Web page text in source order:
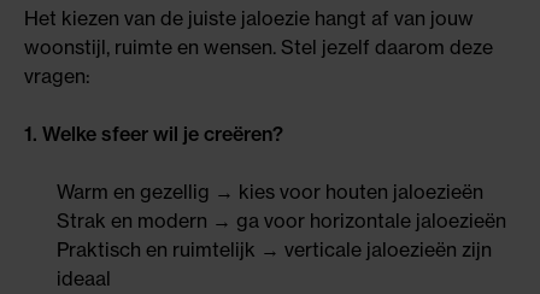
Het kiezen van de juiste jaloezie hangt af van jouw
woonstijl, ruimte en wensen. Stel jezelf daarom deze
vragen:
1. Welke sfeer wil je creëren?
Warm en gezellig → kies voor houten jaloezieën
Strak en modern → ga voor horizontale jaloezieën
Praktisch en ruimtelijk → verticale jaloezieën zijn
ideaal